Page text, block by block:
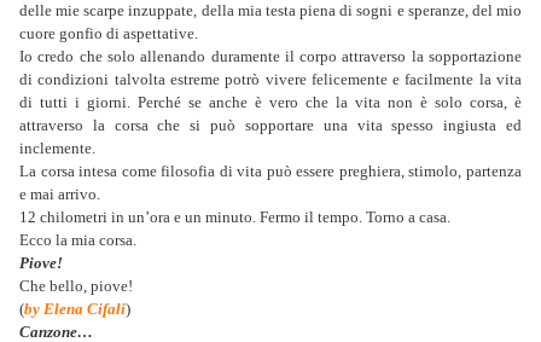
delle mie scarpe inzuppate, della mia testa piena di sogni e speranze, del mio
cuore gonfio di aspettative.
Io credo che solo allenando duramente il corpo attraverso la sopportazione
di condizioni talvolta estreme potrò vivere felicemente e facilmente la vita
di tutti i giorni. Perché se anche è vero che la vita non è solo corsa, è
attraverso la corsa che si può sopportare una vita spesso ingiusta ed
inclemente.
La corsa intesa come filosofia di vita può essere preghiera, stimolo, partenza
e mai arrivo.
12 chilometri in un’ora e un minuto. Fermo il tempo. Torno a casa.
Ecco la mia corsa.
Piove!
Che bello, piove!
(by Elena Cifali)
Canzone…